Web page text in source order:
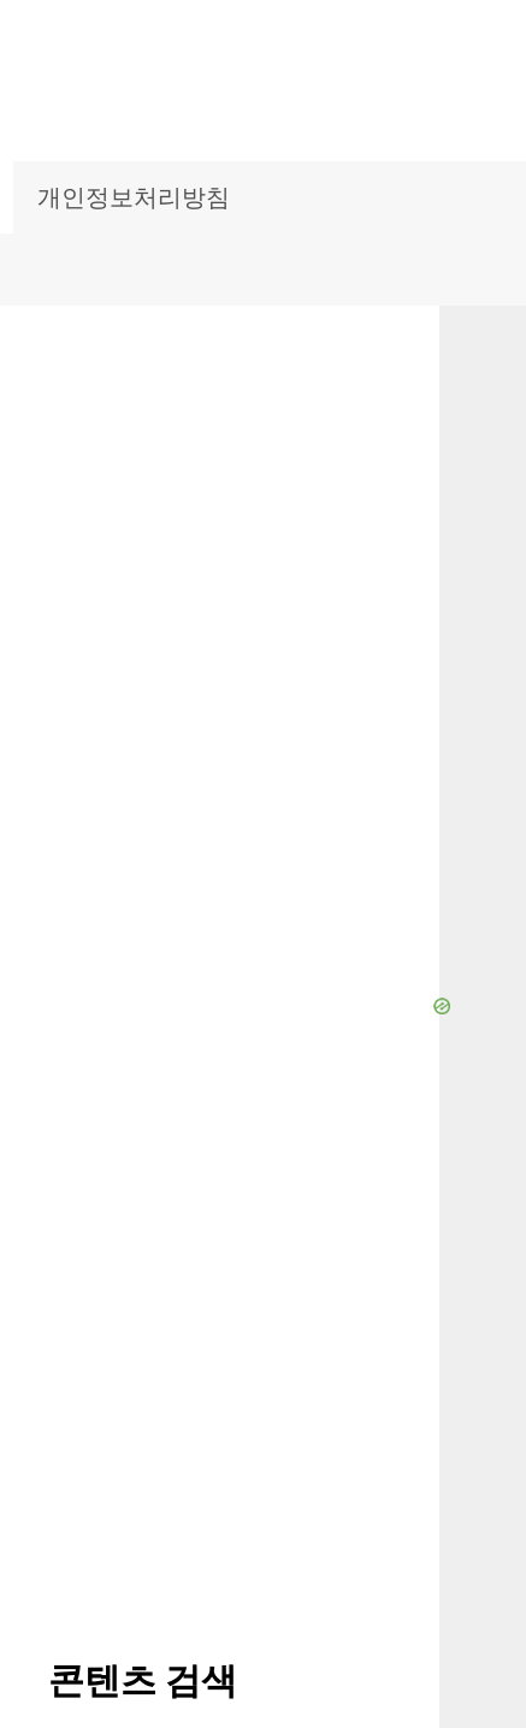
개인정보처리방침
콘텐츠 검색